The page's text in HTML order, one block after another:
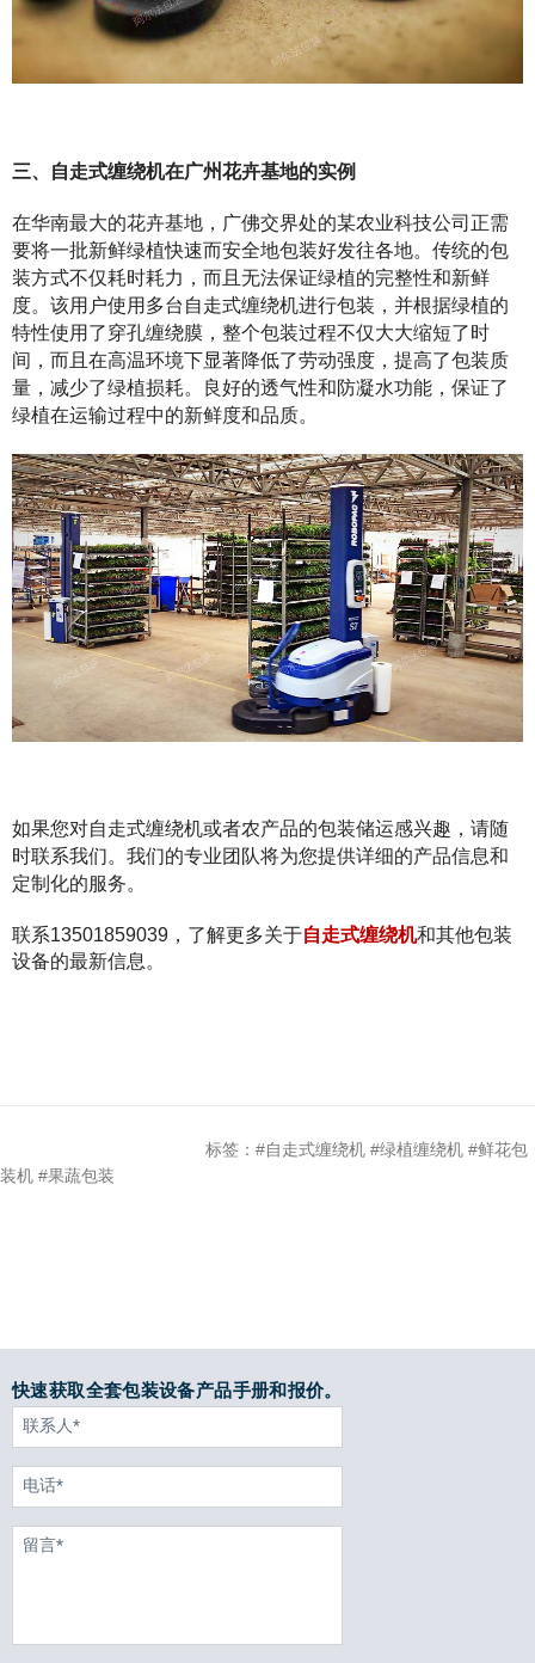
三、自走式缠绕机在广州花卉基地的实例
在华南最大的花卉基地，广佛交界处的某农业科技公司正需
要将一批新鲜绿植快速而安全地包装好发往各地。传统的包
装方式不仅耗时耗力，而且无法保证绿植的完整性和新鲜
度。该用户使用多台自走式缠绕机进行包装，并根据绿植的
特性使用了穿孔缠绕膜，整个包装过程不仅大大缩短了时
间，而且在高温环境下显著降低了劳动强度，提高了包装质
量，减少了绿植损耗。良好的透气性和防凝水功能，保证了
绿植在运输过程中的新鲜度和品质。
如果您对自走式缠绕机或者农产品的包装储运感兴趣，请随
时联系我们。我们的专业团队将为您提供详细的产品信息和
定制化的服务。
联系13501859039，了解更多关于自走式缠绕机和其他包装
设备的最新信息。
标签：#自走式缠绕机 #绿植缠绕机 #鲜花包
装机 #果蔬包装
快速获取全套包装设备产品手册和报价。